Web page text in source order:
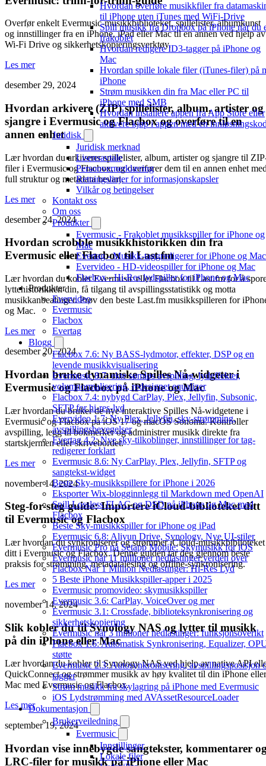
Hvordan overføre musikkfiler fra
til iPhone uten iTunes med WiFi-Drive
Spill musikk fra Dropbox på iPhone når du
frakoblet
Hvordan redigere ID3-tagger på iPhone og
Mac
Hvordan spille lokale filer (iTunes-filer) på
iPhone
Strøm musikken din fra Mac eller PC til
iPhone med SMB
Hvordan installere appen fra App Store eller
aktivere kjøp i appen med en
Juridisk
Juridisk merknad
Lisensavtale
Personvernerklæring
Retningslinjer for informasjonskapsler
Vilkår og betingelser
Kontakt oss
Om oss
Produkter
Evermusic - Frakoblet musikkspiller for iPhone og
Mac
Evertag - Musikk-taggredigerer for iPhone og Mac
Evervideo - HD-videospiller for iPhone og Mac
Flacbox - Hi-Res lydspiller for iPhone og Mac
Produkter
Evervideo
Evermusic
Flacbox
Evertag
Blogg
Flacbox 7.6: Ny BASS-lydmotor, effekter, DSP og en
levende musikkvisualisering
Evermusic 8.7: ekte sømløs avspilling, lydeffekter,
volumnormalisering, redesignet equalizer
Flacbox 7.4: nybygd CarPlay, Plex, Jellyfin, Subsonic,
SFTP for hi-res-lyd
Evervideo 1.7: Ny Plex, Jellyfin, sky-strømming,
avspillingsbevegelser
Evertag 4.2: Nye sky-tilkoblinger, innstillinger for tag-
redigerer forklart
Evermusic 8.6: Ny CarPlay, Plex, Jellyfin, SFTP og
sangtekst-widget
Beste Sky-musikkspillere for iPhone i 2026
Eksporter Wix-blogginnlegg til Markdown med OpenAI
Spill Lossless FLAC og DSD på iPhone og Mac med
Flacbox
Beste Sky-musikkspiller for iPhone og iPad
Evermusic 6.8: Aliyun Drive, Synology, Nye UI-stiler
Evermusic Pro på Setapp Mobile: Skymusikk for iOS
Evermusic når 11 millioner nedlastinger verden over
Flacbox Når 1 Million Nedlastinger: Hi-Res Lyd
5 Beste iPhone Musikkspiller-apper i 2025
Evermusic promovideo: skymusikkspiller
Evermusic 3.6: CarPlay, VoiceOver og mer
Evermusic 3.1: Crossfade, biblioteksynkronisering og
sikkerhetskopiering
Evermusic når 3 millioner nedlastinger: funksjonsoverikt
Flacbox 1.6: Automatisk Synkronisering, Equalizer,
støtte
Evermusic 2.3: Autosynkronisering, avspillingsposisjon
tagger
Strøm musikk fra skylagring på iPhone med Evermusic
iOS Lydstrømming med AVAssetResourceLoader
Dokumentasjon
Brukerveiledning
Evermusic
Innstillinger
Lokale filer
Overfør enkelt Evermusic-musikkbiblioteket, spillelister, albumkunst
og innstillinger fra en iPhone, iPad eller Mac til en annen ved hjelp av
Wi-Fi Drive og sikkerhetskopieringsverktøy.
Les mer
desember 29, 2024
Hvordan arkivere (ZIP) spillelister, album, artister og
sjangre i Evermusic og Flacbox og overføre til en
annen enhet
Lær hvordan du arkiverer spillelister, album, artister og sjangre til
filer i Evermusic og Flacbox, og overfører dem til en annen enhet
full struktur og metadata bevart.
Les mer
desember 24, 2024
Hvordan scrobble musikkhistorikken din fra
Evermusic eller Flacbox til Last.fm
Lær hvordan du kobler Evermusic eller Flacbox til Last.fm for å
lyttehistorikken din, få tilgang til avspillingsstatistikk og motta
musikkanbealinger. Prøv den beste Last.fm musikkspilleren for
og Mac.
Les mer
desember 20, 2024
Hvordan bruke dynamiske Spilles Nå-widgeter i
Evermusic og Flacbox på iPhone og Mac
Lær hvordan du bruker de nye interaktive Spilles Nå-widgetene i
Evermusic og Flacbox på iOS 17 og macOS Sonoma. Kontroller
avspilling, legg til bokmerker og administrer musikk direkte fra
startskjermen eller skrivebordet.
Les mer
november 14, 2024
Steg-for-steg guide: Importere iCloud-biblioteket ditt
til Evermusic og Flacbox
Lær hvordan du synkroniserer og strømmer iCloud-musikkbiblioteket
ditt i Evermusic og Flacbox. Denne guiden tar deg gjennom beste
praksis for strømming, metadatalesing og offline-synkronisering.
Les mer
november 14, 2024
Slik kobler du til Synology NAS og lytter til musikk
på din iPhone eller Mac
Lær hvordan du kobler til Synology NAS ved hjelp av native API
QuickConnect og strømmer musikk av høy kvalitet til din iPhone eller
Mac med Evermusic og Flacbox.
Les mer
september 19, 2024
Hvordan vise innebygde sangtekster, kommentarer
LRC-filer for musikk på iPhone eller Mac